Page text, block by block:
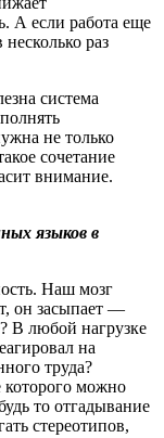
А если работа еще
раз
система
не только
сочетание
внимание.
языков в
Наш мозг
он засыпает —
В любой нагрузке
на
труда?
которого можно
то отгадывание
стереотипов,